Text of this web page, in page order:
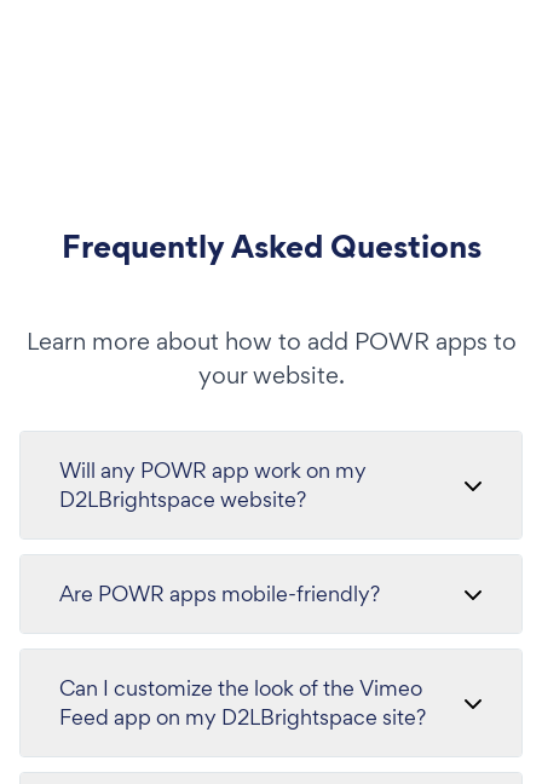
Frequently Asked Questions
Learn more about how to add POWR apps to
your website.
Will any POWR app work on my
D2LBrightspace website?
Are POWR apps mobile-friendly?
Can I customize the look of the Vimeo
Feed app on my D2LBrightspace site?